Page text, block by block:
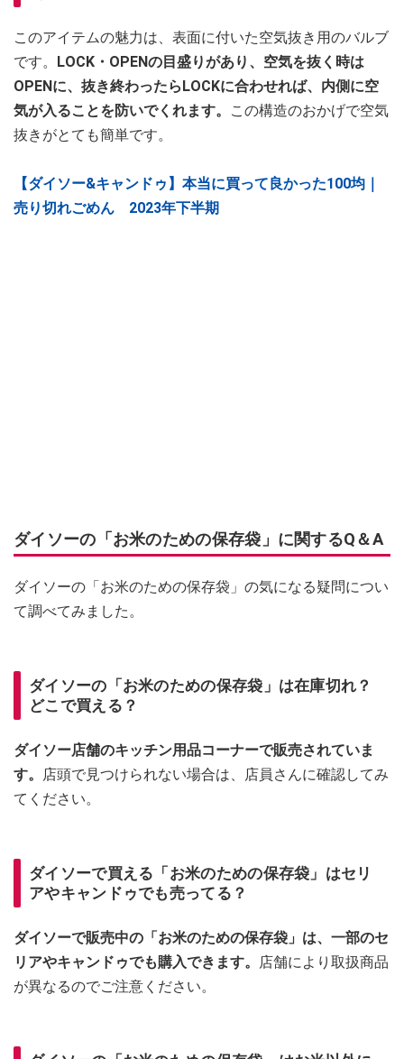
このアイテムの魅力は、表面に付いた空気抜き用のバルブ
です。
LOCK・OPENの目盛りがあり、空気を抜く時は
OPENに、抜き終わったらLOCKに合わせれば、内側に空
気が入ることを防いでくれます。
この構造のおかげで空気
抜きがとても簡単です。
【ダイソー&キャンドゥ】本当に買って良かった100均｜
売り切れごめん 2023年下半期
ダイソーの「お米のための保存袋」に関するQ＆A
ダイソーの「お米のための保存袋」の気になる疑問につい
て調べてみました。
ダイソーの「お米のための保存袋」は在庫切れ？
どこで買える？
ダイソー店舗のキッチン用品コーナーで販売されていま
す。
店頭で見つけられない場合は、店員さんに確認してみ
てください。
ダイソーで買える「お米のための保存袋」はセリ
アやキャンドゥでも売ってる？
ダイソーで販売中の「お米のための保存袋」は、一部のセ
リアやキャンドゥでも購入できます。
店舗により取扱商品
が異なるのでご注意ください。